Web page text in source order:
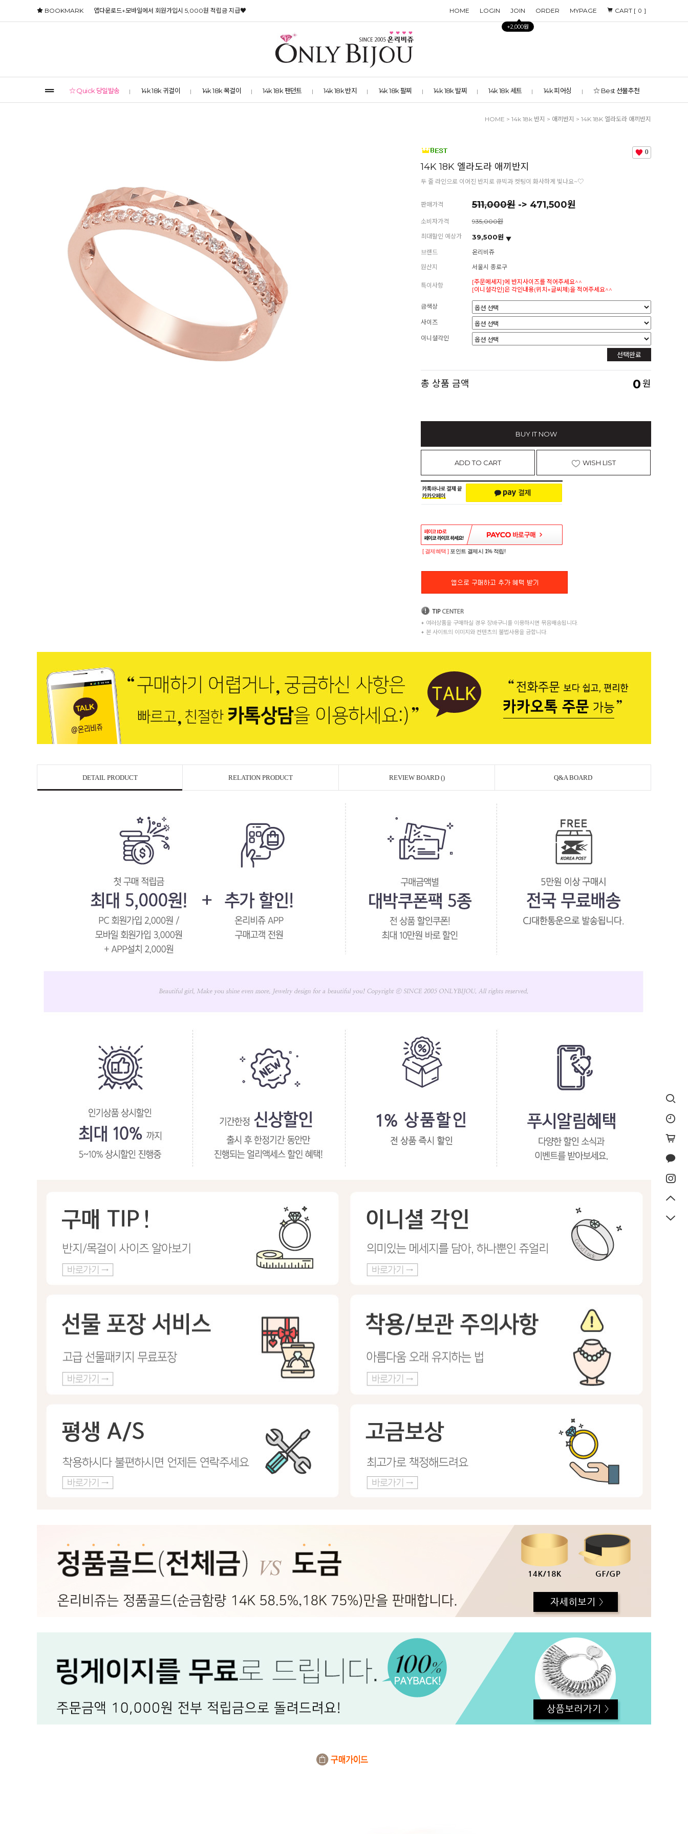
HOME LOGIN JOIN
+2,000원
ORDER MYPAGE CART [ 0 ]
BOOKMARK 앱다운로드+모바일에서 회원가입시 5,000원 적립금 지급♥
☆ Quick 당일발송 14k 18k 귀걸이 14k 18k 목걸이 14k 18k 팬던트 14k 18k 반지 14k 18k 팔찌 14k 18k 발찌 14k 18k 세트 14k 피어싱 ☆ Best 선물추천
HOME > 14k 18k 반지 > 애끼반지 > 14K 18K 엘라도라 애끼반지
0
14K 18K 엘라도라 애끼반지
두 줄 라인으로 이어진 반지로 큐빅과 컷팅이 화사하게 빛나요~♡
판매가격 511,000원 -> 471,500원
소비자가격
935,000원
최대할인 예상가
39,500원
브랜드
온리비쥬
원산지
서울시 종로구
특이사항
[주문메세지]에 반지사이즈를 적어주세요^^
[이니셜각인]은 각인내용(위치+글씨체)을 적어주세요^^
금색상
사이즈
이니셜각인
선택완료
총 상품 금액 0원
BUY IT NOW
ADD TO CART WISH LIST
페이코 ID로 페이코 라이
[ 결제혜택 ] 포인트 결제시 1% 적립!
+ 여러상품을 구매하실 경우 장바구니를 이용하시면 묶음배송됩니다.
+ 본 사이트의 이미지와 컨텐츠의 불법사용을 금합니다.
DETAIL PRODUCT RELATION PRODUCT REVIEW BOARD () Q&A BOARD